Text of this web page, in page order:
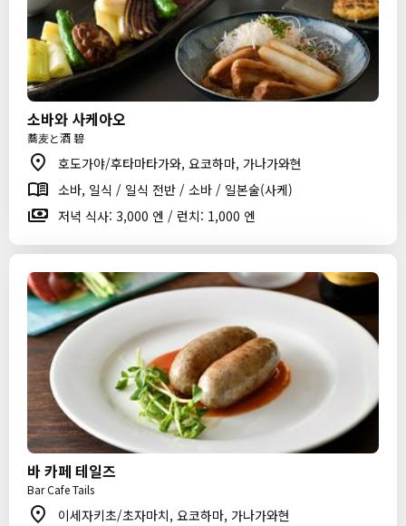
소바와 사케아오
蕎麦と酒 碧
호도가야/후타마타가와, 요코하마, 가나가와현
소바, 일식 / 일식 전반 / 소바 / 일본술(사케)
저녁 식사: 3,000 엔 / 런치: 1,000 엔
바 카페 테일즈
Bar Cafe Tails
이세자키초/초자마치, 요코하마, 가나가와현